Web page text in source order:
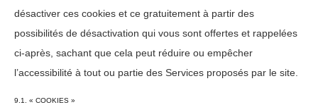
désactiver ces cookies et ce gratuitement à partir des
possibilités de désactivation qui vous sont offertes et rappelées
ci-après, sachant que cela peut réduire ou empêcher
l’accessibilité à tout ou partie des Services proposés par le site.
9.1. « COOKIES »